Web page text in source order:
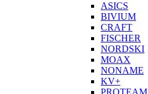
ASICS
BIVIUM
CRAFT
FISCHER
NORDSKI
MOAX
NONAME
KV+
PROTEAM